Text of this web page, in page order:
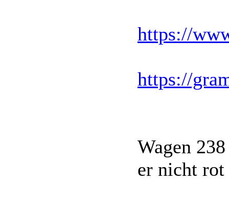
https://
https://
Wagen
er nicht rot